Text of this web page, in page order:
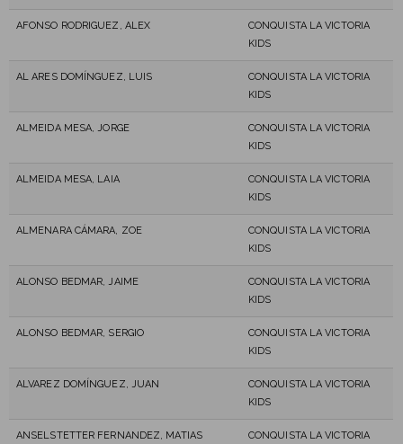
AFONSO RODRIGUEZ, ALEX
CONQUISTA LA VICTORIA
KIDS
AL ARES DOMÍNGUEZ, LUIS
CONQUISTA LA VICTORIA
KIDS
ALMEIDA MESA, JORGE
CONQUISTA LA VICTORIA
KIDS
ALMEIDA MESA, LAIA
CONQUISTA LA VICTORIA
KIDS
ALMENARA CÁMARA, ZOE
CONQUISTA LA VICTORIA
KIDS
ALONSO BEDMAR, JAIME
CONQUISTA LA VICTORIA
KIDS
ALONSO BEDMAR, SERGIO
CONQUISTA LA VICTORIA
KIDS
ALVAREZ DOMÍNGUEZ, JUAN
CONQUISTA LA VICTORIA
KIDS
ANSELSTETTER FERNANDEZ, MATIAS
CONQUISTA LA VICTORIA